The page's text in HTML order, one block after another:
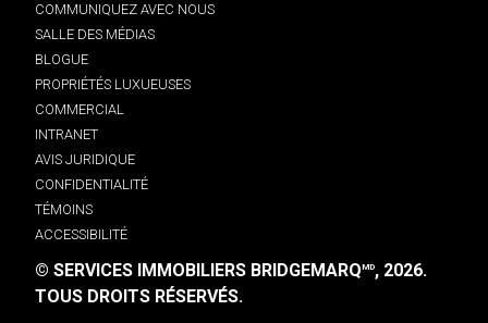
COMMUNIQUEZ AVEC NOUS
SALLE DES MÉDIAS
BLOGUE
PROPRIÉTÉS LUXUEUSES
COMMERCIAL
INTRANET
AVIS JURIDIQUE
CONFIDENTIALITÉ
TÉMOINS
ACCESSIBILITÉ
© SERVICES IMMOBILIERS BRIDGEMARQMD, 2026.
TOUS DROITS RÉSERVÉS.